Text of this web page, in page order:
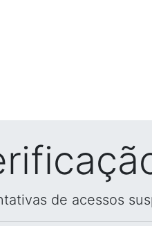
de acessos